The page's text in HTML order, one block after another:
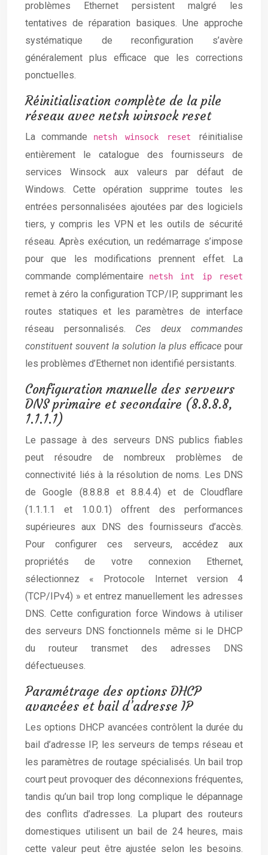
problèmes Ethernet persistent malgré les
tentatives de réparation basiques. Une approche
systématique de reconfiguration s’avère
généralement plus efficace que les corrections
ponctuelles.
Réinitialisation complète de la pile
réseau avec netsh winsock reset
La commande netsh winsock resetréinitialise
entièrement le catalogue des fournisseurs de
services Winsock aux valeurs par défaut de
Windows. Cette opération supprime toutes les
entrées personnalisées ajoutées par des logiciels
tiers, y compris les VPN et les outils de sécurité
réseau. Après exécution, un redémarrage s’impose
pour que les modifications prennent effet. La
commande complémentaire
netsh int ip reset
remet à zéro la configuration TCP/IP, supprimant les
routes statiques et les paramètres de interface
réseau personnalisés. Ces deux commandes
constituent souvent la solution la plus efficace pour
les problèmes d’Ethernet non identifié persistants.
Configuration manuelle des serveurs
DNS primaire et secondaire (8.8.8.8,
1.1.1.1)
Le passage à des serveurs DNS publics fiables
peut résoudre de nombreux problèmes de
connectivité liés à la résolution de noms. Les DNS
de Google (8.8.8.8 et 8.8.4.4) et de Cloudflare
(1.1.1.1 et 1.0.0.1) offrent des performances
supérieures aux DNS des fournisseurs d’accès.
Pour configurer ces serveurs, accédez aux
propriétés de votre connexion Ethernet,
sélectionnez « Protocole Internet version 4
(TCP/IPv4) » et entrez manuellement les adresses
DNS. Cette configuration force Windows à utiliser
des serveurs DNS fonctionnels même si le DHCP
du routeur transmet des adresses DNS
défectueuses.
Paramétrage des options DHCP
avancées et bail d’adresse IP
Les options DHCP avancées contrôlent la durée du
bail d’adresse IP, les serveurs de temps réseau et
les paramètres de routage spécialisés. Un bail trop
court peut provoquer des déconnexions fréquentes,
tandis qu’un bail trop long complique le dépannage
des conflits d’adresses. La plupart des routeurs
domestiques utilisent un bail de 24 heures, mais
cette valeur peut être ajustée selon les besoins.